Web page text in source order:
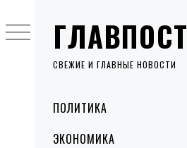
ГЛАВПОСТ
СВЕЖИЕ И ГЛАВНЫЕ НОВОСТИ
MenuПОЛИТИКА
ЭКОНОМИКА
to
content